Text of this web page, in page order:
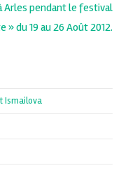
Arles pendant le festival
» du 19 au 26 Août 2012.
Ismailova